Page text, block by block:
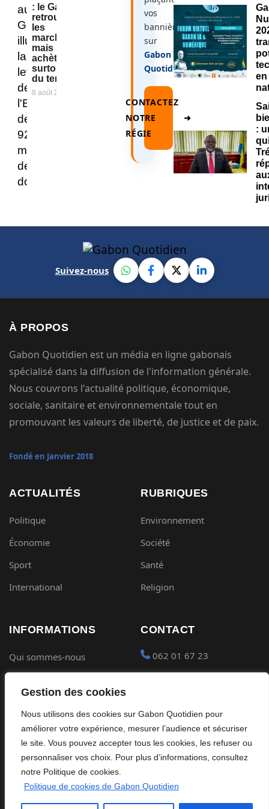
Gestion des cookies
Nous utilisons des cookies sur Gabon Quotidien pour
améliorer votre expérience, mesurer l’audience et sécuriser
le site. Vous pouvez accepter tous les cookies, les refuser ou
personnaliser vos choix. Pour plus d’informations, consultez
notre Politique de cookies.
Politique de cookies de Gabon Quotidien
: le Gabon
retrouve
les
marchés,
mais
achète
surtout
du temps
8 août 2026
vos
bannières
sur
Gabon
Quotidien.
CONTACTEZ
NOTRE
RÉGIE
➜
:
Suivez-nous
À PROPOS
Gabon Quotidien est un média en ligne gabonais
spécialisé dans la diffusion de l'information générale.
Nous couvrons l'actualité politique, économique,
sociale, sanitaire et environnementale tout en
promouvant les valeurs de liberté, de justice et de paix.
Fondé en Janvier 2018
ACTUALITÉS
Politique
Économie
Sport
International
RUBRIQUES
Environnement
Société
Santé
Religion
INFORMATIONS
Qui sommes-nous
Confidentialité
Cookies
CONTACT
062 01 67 23
Placer une Pub
Devenir partenaire
©2026Gabon Quotidien. Tous droits réservés.